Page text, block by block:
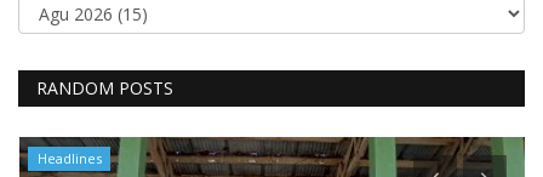
RANDOM POSTS
Headlines